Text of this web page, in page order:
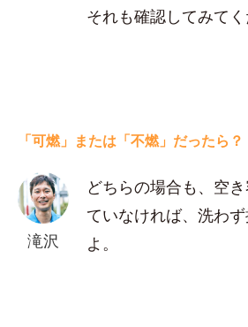
それも確認してみてく
「可燃」または「不燃」だったら？
滝沢
どちらの場合も、空
ていなければ、洗わ
よ。